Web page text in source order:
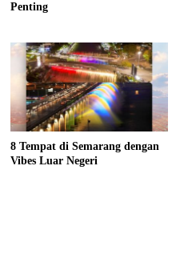
Penting
8 Tempat di Semarang dengan
Vibes Luar Negeri